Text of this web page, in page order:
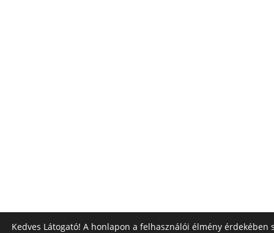
Kedves Látogató! A honlapon a felhasználói élmény érdekében